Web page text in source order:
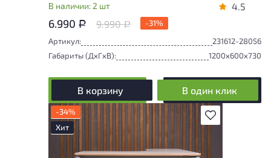
В наличии: 2 шт 4.5
6.990 Р 9.990Р
-31%
Артикул:
231612-28056
Габариты (ДxГxВ):
1200x600x730
В корзину В один клик
В избранное
-34%
Хит